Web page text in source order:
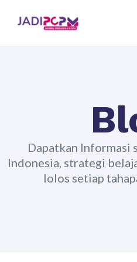
Dapatkan Informasi
Indonesia, strategi
lolos setiap